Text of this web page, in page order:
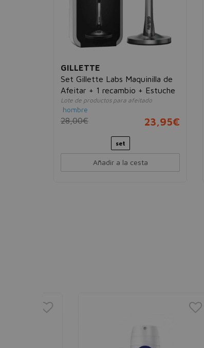
GILLETTE
Set Gillette Labs Maquinilla de
Afeitar + 1 recambio + Estuche
Lote de productos para afeitado
hombre
28,00€ 23,95€
set
Añadir a la cesta